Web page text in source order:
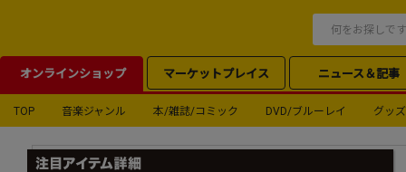
オンラインショップ マーケットプレイス ニュース＆記事
TOP 音楽ジャンル 本/雑誌/コミック DVD/ブルーレイ グッズ